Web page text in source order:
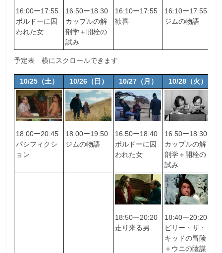
16:00ー17:55
ボルドーに囚
われた女
16:50ー18:30
カップルの解
剖学＋開栓の
試み
16:10ー17:55
歓喜
16:10ー17:55
ジムの物語
予定表 横にスクロールできます
10/25（土） 10/26（日） 10/27（月） 10/28（火）
18:00ー20:45
パシフィクシ
ョン
18:00ー19:50
ジムの物語
16:50ー18:40
ボルドーに囚
われた女
16:50ー18:30
カップルの解
剖学＋開栓の
試み
18:50ー20:20
走り来る男
18:40ー20:20
ビリー・ザ・
キッドの冒険
＋ウニの陰謀